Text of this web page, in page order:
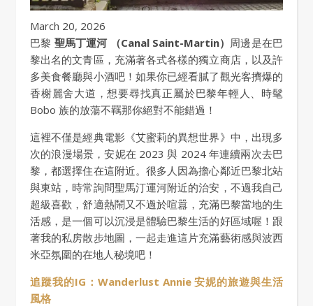
March 20, 2026
巴黎 聖馬丁運河 （Canal Saint-Martin） 周邊是在巴
黎出名的文青區，充滿著各式各樣的獨立商店，以及許
多美食餐廳與小酒吧！如果你已經看膩了觀光客擠爆的
香榭麗舍大道，想要尋找真正屬於巴黎年輕人、時髦
Bobo 族的放蕩不羈那你絕對不能錯過！
這裡不僅是經典電影《艾蜜莉的異想世界》中，出現多
次的浪漫場景，安妮在 2023 與 2024 年連續兩次去巴
黎，都選擇住在這附近。很多人因為擔心鄰近巴黎北站
與東站，時常詢問聖馬汀運河附近的治安，不過我自己
超級喜歡，舒適熱鬧又不過於喧囂，充滿巴黎當地的生
活感，是一個可以沉浸是體驗巴黎生活的好區域喔！跟
著我的私房散步地圖，一起走進這片充滿藝術感與波西
米亞氛圍的在地人秘境吧！
追蹤我的IG：Wanderlust Annie 安妮的旅遊與生活
風格